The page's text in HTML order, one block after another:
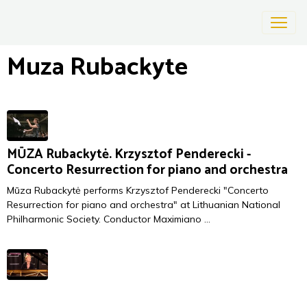
Muza Rubackyte
MŪZA Rubackytė. Krzysztof Penderecki -
Concerto Resurrection for piano and orchestra
Mūza Rubackytė performs Krzysztof Penderecki "Concerto
Resurrection for piano and orchestra" at Lithuanian National
Philharmonic Society. Conductor Maximiano ...